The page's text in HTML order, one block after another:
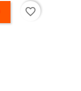
favorite_border